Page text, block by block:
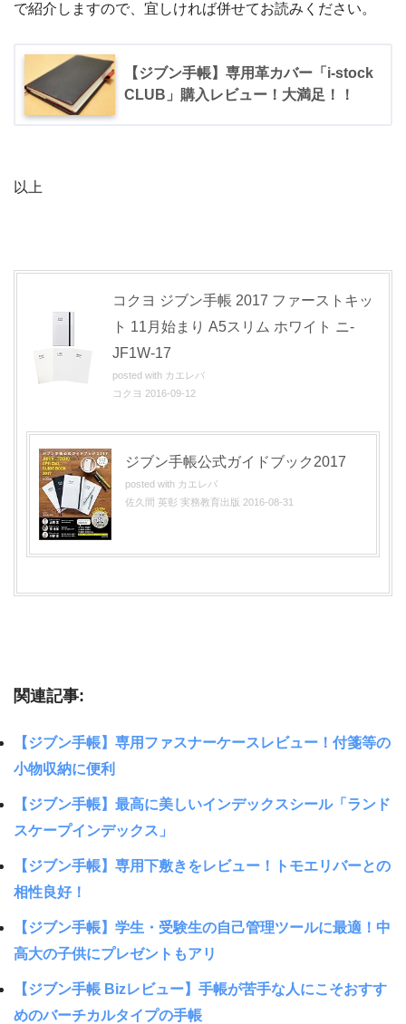
で紹介しますので、宜しければ併せてお読みください。
【ジブン手帳】専用革カバー「i-stock
CLUB」購入レビュー！大満足！！
以上
コクヨ ジブン手帳 2017 ファーストキッ
ト 11月始まり A5スリム ホワイト ニ-
JF1W-17
posted with カエレバ
コクヨ 2016-09-12
ジブン手帳公式ガイドブック2017
posted with カエレバ
佐久間 英彰 実務教育出版 2016-08-31
関連記事:
【ジブン手帳】専用ファスナーケースレビュー！付箋等の
小物収納に便利
【ジブン手帳】最高に美しいインデックスシール「ランド
スケープインデックス」
【ジブン手帳】専用下敷きをレビュー！トモエリバーとの
相性良好！
【ジブン手帳】学生・受験生の自己管理ツールに最適！中
高大の子供にプレゼントもアリ
【ジブン手帳 Bizレビュー】手帳が苦手な人にこそおすす
めのバーチカルタイプの手帳